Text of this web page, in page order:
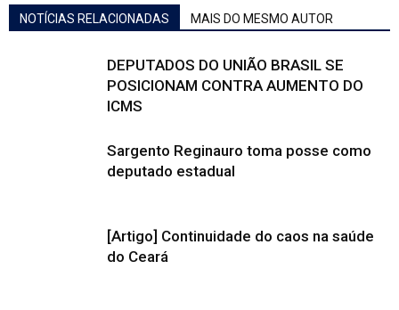
NOTÍCIAS RELACIONADAS MAIS DO MESMO AUTOR
DEPUTADOS DO UNIÃO BRASIL SE
POSICIONAM CONTRA AUMENTO DO
ICMS
Sargento Reginauro toma posse como
deputado estadual
[Artigo] Continuidade do caos na saúde
do Ceará